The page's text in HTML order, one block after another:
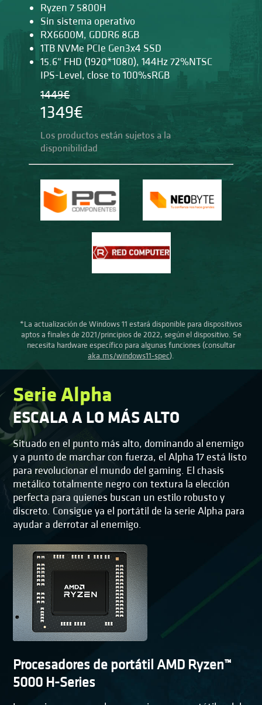
Ryzen 7 5800H
Sin sistema operativo
RX6600M, GDDR6 8GB
1TB NVMe PCIe Gen3x4 SSD
15.6" FHD (1920*1080), 144Hz 72%NTSC
IPS-Level, close to 100%sRGB
1449€
1349€
Los productos están sujetos a la
disponibilidad
*La actualización de Windows 11 estará disponible para dispositivos
aptos a finales de 2021/principios de 2022, según el dispositivo. Se
necesita hardware específico para algunas funciones (consultar
aka.ms/windows11-spec).
Serie Alpha
ESCALA A LO MÁS ALTO
Situado en el punto más alto, dominando al enemigo
y a punto de marchar con fuerza, el Alpha 17 está listo
para revolucionar el mundo del gaming. El chasis
metálico totalmente negro con textura la elección
perfecta para quienes buscan un estilo robusto y
discreto. Consigue ya el portátil de la serie Alpha para
ayudar a derrotar al enemigo.
Procesadores de portátil AMD Ryzen™
5000 H-Series